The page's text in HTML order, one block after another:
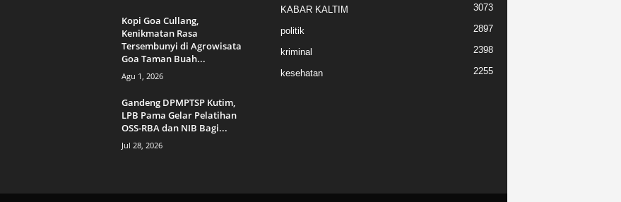
Kopi Goa Cullang,
Kenikmatan Rasa
Tersembunyi di Agrowisata
Goa Taman Buah...
Agu 1, 2026
Gandeng DPMPTSP Kutim,
LPB Pama Gelar Pelatihan
OSS-RBA dan NIB Bagi...
Jul 28, 2026
KABAR KALTIM 3073
politik 2897
kriminal 2398
kesehatan 2255